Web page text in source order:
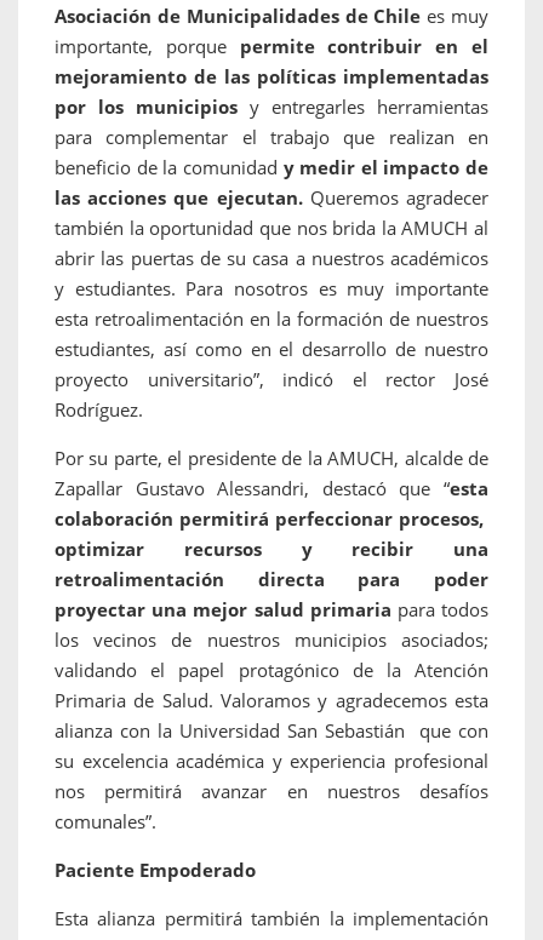
Asociación de Municipalidades de Chile es muy
importante, porque permite contribuir en el
mejoramiento de las políticas implementadas
por los municipios y entregarles herramientas
para complementar el trabajo que realizan en
beneficio de la comunidad y medir el impacto de
las acciones que ejecutan.Queremos agradecer
también la oportunidad que nos brida la AMUCH al
abrir las puertas de su casa a nuestros académicos
y estudiantes. Para nosotros es muy importante
esta retroalimentación en la formación de nuestros
estudiantes, así como en el desarrollo de nuestro
proyecto universitario”, indicó el rector José
Rodríguez.
Por su parte, el presidente de la AMUCH, alcalde de
Zapallar Gustavo Alessandri, destacó que “esta
colaboración permitirá perfeccionar procesos,
optimizar recursos y recibir una
retroalimentación directa para poder
proyectar una mejor salud primaria para todos
los vecinos de nuestros municipios asociados;
validando el papel protagónico de la Atención
Primaria de Salud. Valoramos y agradecemos esta
alianza con la Universidad San Sebastián que con
su excelencia académica y experiencia profesional
nos permitirá avanzar en nuestros desafíos
comunales”.
Paciente Empoderado
Esta alianza permitirá también la implementación